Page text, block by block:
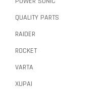
QUALITY PARTS
RAIDER
ROCKET
VARTA
XUPAI